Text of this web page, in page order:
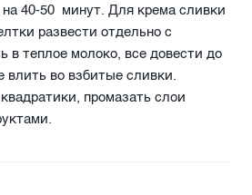
40-50 минут. Для крема сливки
развести отдельно с
в теплое молоко, все довести до
влить во взбитые сливки.
промазать слои